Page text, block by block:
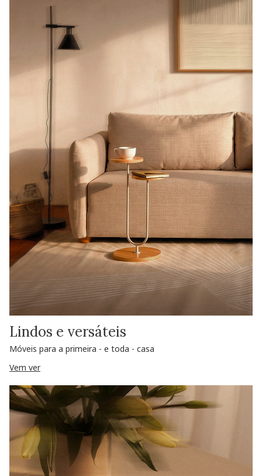
Lindos e versáteis
Móveis para a primeira - e toda - casa
Vem ver